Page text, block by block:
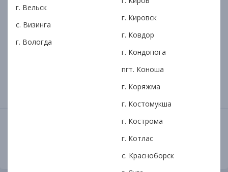
На срок1 месяц
ОФОРМИТЬ ЗАЯВКУ НА ЗАЕМ
г. Вельск
с. Визинга
г. Вологда
г. Кировск
г. Ковдор
г. Кондопога
пгт. Коноша
г. Коряжма
г. Костомукша
г. Кострома
г. Котлас
с. Красноборск